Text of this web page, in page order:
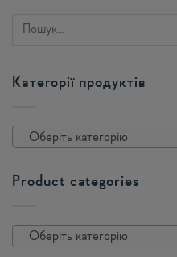
Категорії продуктів
Оберіть категорію
Product categories
Оберіть категорію